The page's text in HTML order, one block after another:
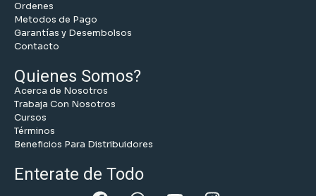
Ordenes
Metodos de Pago
Garantías y Desembolsos
Contacto
Quienes Somos?
Acerca de Nosotros
Trabaja Con Nosotros
Cursos
Términos
Beneficios Para Distribuidores
Enterate de Todo